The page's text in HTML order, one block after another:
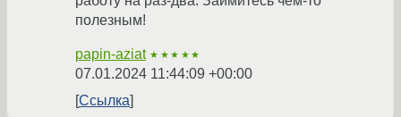
полезным!
papin-aziat ★★★★★
07.01.2024 11:44:09 +00:00
Ссылка